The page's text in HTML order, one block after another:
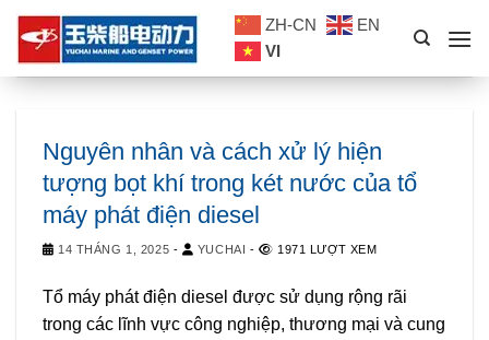
Skip
content
ZH-CN
EN
VI
Nguyên nhân và cách xử lý hiện
tượng bọt khí trong két nước của tổ
máy phát điện diesel
14 THÁNG 1, 2025 - YUCHAI - 1971 LƯỢT XEM
Tổ máy phát điện diesel được sử dụng rộng rãi
trong các lĩnh vực công nghiệp, thương mại và cung